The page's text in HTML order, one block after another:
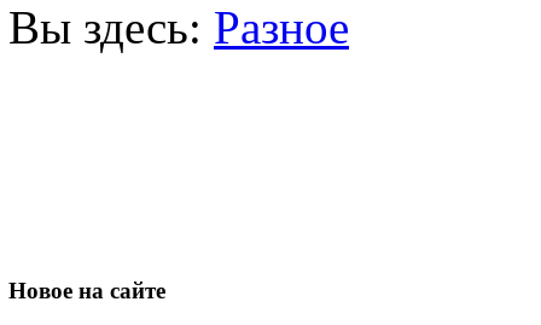
Вы здесь: Разное
Новое на сайте